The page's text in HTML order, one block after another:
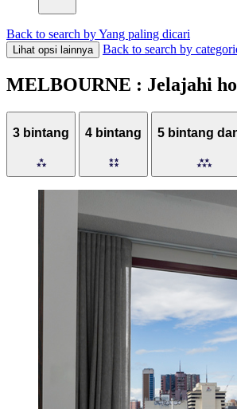
Back to search by Yang paling dicari
Lihat opsi lainnya Back to search by
MELBOURNE : Jelajahi
3 bintang 4 bintang 5 bintang